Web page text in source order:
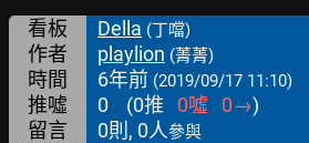
看板 Della (丁噹)
作者 playlion (菁菁)
時間 6年前 (2019/09/17 11:10)
推噓 0 (0推 0噓 0→)
留言
0則, 0人參與